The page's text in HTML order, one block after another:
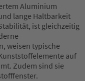
Aluminium
lange Haltbarkeit
ist gleichzeitig
weisen typische
auf
Zudem sind sie